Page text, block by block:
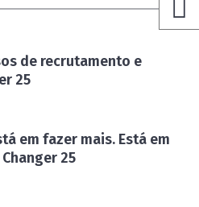
de recrutamento e
25
em fazer mais. Está em
25